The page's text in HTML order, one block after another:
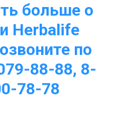
больше о
Herbalife
по
88-88, 8-
78-78